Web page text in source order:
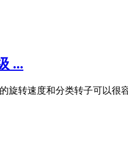
...
转速度和分类转子可以很